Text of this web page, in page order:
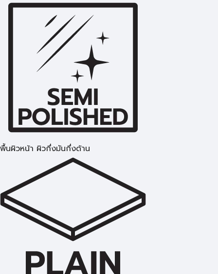
พื้นผิวหน้า ผิวกึ่งมันกึ่งด้าน